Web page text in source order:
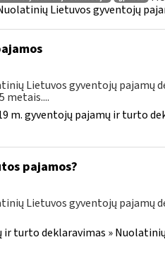
Lietuvos gyventojų
Lietuvos gyventojų pajamų
metais....
m. gyventojų pajamų ir turto
pajamos?
Lietuvos gyventojų pajamų
ir turto deklaravimas »